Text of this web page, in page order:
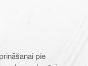
pie